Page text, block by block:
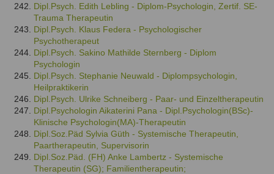
Dipl.Psych. Edith Lebling - Diplom-Psychologin, Zertif. SE-
Trauma Therapeutin
Dipl.Psych. Klaus Federa - Psychologischer
Psychotherapeut
Dipl.Psych. Sakino Mathilde Sternberg - Diplom
Psychologin
Dipl.Psych. Stephanie Neuwald - Diplompsychologin,
Heilpraktikerin
Dipl.Psych. Ulrike Schneiberg - Paar- und Einzeltherapeutin
Dipl.Psychologin Aikaterini Pana - Dipl.Psychologin(BSc)-
Klinische Psychologin(MA)-Therapeutin
Dipl.Soz.Päd Sylvia Güth - Systemische Therapeutin,
Paartherapeutin, Supervisorin
Dipl.Soz.Päd. (FH) Anke Lambertz - Systemische
Therapeutin (SG); Familientherapeutin;